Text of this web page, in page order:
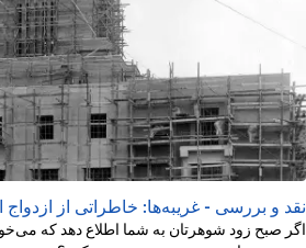
نقد و بررسی - غریبه‌ها: خاطراتی از ازدواج
اگر صبح زود شوهرتان به شما اطلاع دهد که